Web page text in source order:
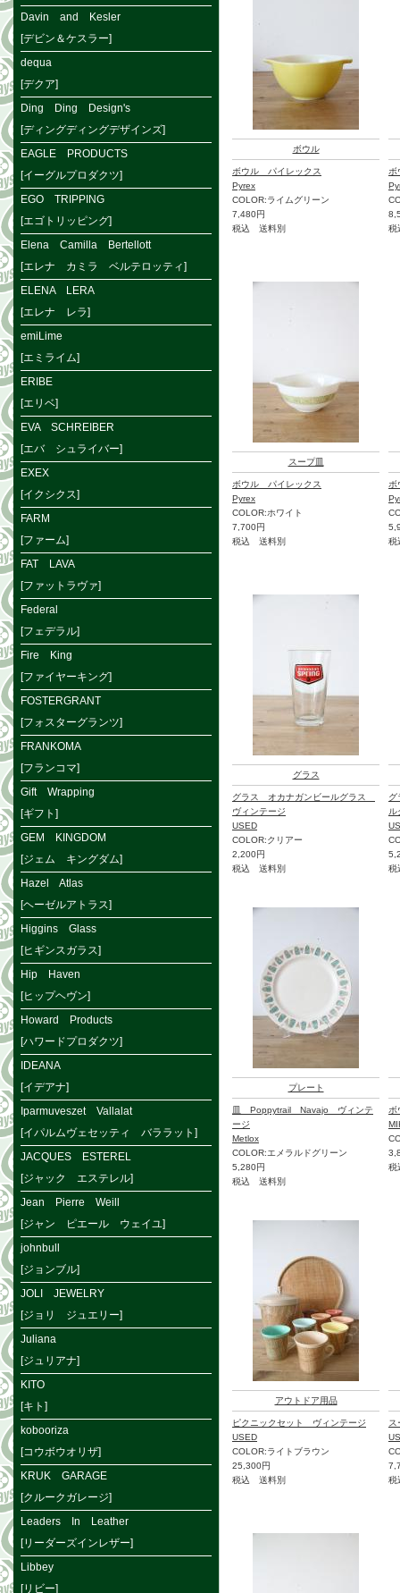
ボウル
ボウル パイレックス
Pyrex
COLOR:ライムグリーン
7,480円
税込 送料別
税
スープ皿
ボウル パイレックス
Pyrex
COLOR:ホワイト
7,700円
税込 送料別
税
グラス
グラス オカナガンビールグラス
ヴィンテージ
USED
COLOR:クリアー
2,200円
税込 送料別
税
プレート
皿 Poppytrail Navajo ヴィンテ
ージ
Metlox
COLOR:エメラルドグリーン
5,280円
税込 送料別
税
アウトドア用品
ピクニックセット ヴィンテージ
USED
COLOR:ライトブラウン
25,300円
税込 送料別
税
Davin and Kesler
[デビン＆ケスラー]
dequa
[デクア]
Ding Ding Design's
[ディングディングデザインズ]
EAGLE PRODUCTS
[イーグルプロダクツ]
EGO TRIPPING
[エゴトリッピング]
Elena Camilla Bertellott
[エレナ カミラ ベルテロッティ]
ELENA LERA
[エレナ レラ]
emiLime
[エミライム]
ERIBE
[エリベ]
EVA SCHREIBER
[エバ シュライバー]
EXEX
[イクシクス]
FARM
[ファーム]
FAT LAVA
[ファットラヴァ]
Federal
[フェデラル]
Fire King
[ファイヤーキング]
FOSTERGRANT
[フォスターグランツ]
FRANKOMA
[フランコマ]
Gift Wrapping
[ギフト]
GEM KINGDOM
[ジェム キングダム]
Hazel Atlas
[ヘーゼルアトラス]
Higgins Glass
[ヒギンスガラス]
Hip Haven
[ヒップヘヴン]
Howard Products
[ハワードプロダクツ]
IDEANA
[イデアナ]
Iparmuveszet Vallalat
[イパルムヴェセッティ バララット]
JACQUES ESTEREL
[ジャック エステレル]
Jean Pierre Weill
[ジャン ピエール ウェイユ]
johnbull
[ジョンブル]
JOLI JEWELRY
[ジョリ ジュエリー]
Juliana
[ジュリアナ]
KITO
[キト]
kobooriza
[コウボウオリザ]
KRUK GARAGE
[クルークガレージ]
Leaders In Leather
[リーダーズインレザー]
Libbey
[リビー]